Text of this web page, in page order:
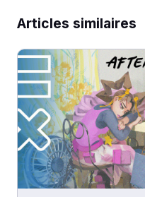
Articles similaires